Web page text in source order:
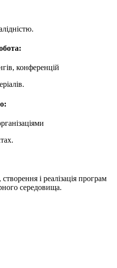
конференцій
і реалізація програм
середовища.